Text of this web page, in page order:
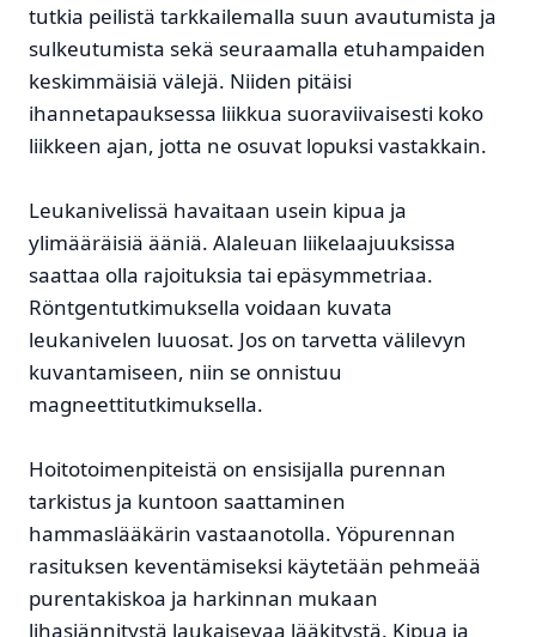
tutkia peilistä tarkkailemalla suun avautumista ja
sulkeutumista sekä seuraamalla etuhampaiden
keskimmäisiä välejä. Niiden pitäisi
ihannetapauksessa liikkua suoraviivaisesti koko
liikkeen ajan, jotta ne osuvat lopuksi vastakkain.
Leukanivelissä havaitaan usein kipua ja
ylimääräisiä ääniä. Alaleuan liikelaajuuksissa
saattaa olla rajoituksia tai epäsymmetriaa.
Röntgentutkimuksella voidaan kuvata
leukanivelen luuosat. Jos on tarvetta välilevyn
kuvantamiseen, niin se onnistuu
magneettitutkimuksella.
Hoitotoimenpiteistä on ensisijalla purennan
tarkistus ja kuntoon saattaminen
hammaslääkärin vastaanotolla. Yöpurennan
rasituksen keventämiseksi käytetään pehmeää
purentakiskoa ja harkinnan mukaan
lihasjännitystä laukaisevaa lääkitystä. Kipua ja